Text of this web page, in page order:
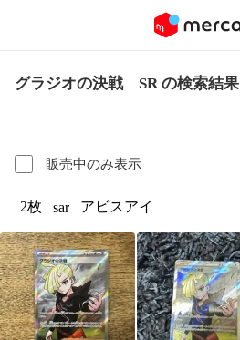
グラジオの決戦 SR の検索結果
販売中のみ表示
2枚 sar アビスアイ